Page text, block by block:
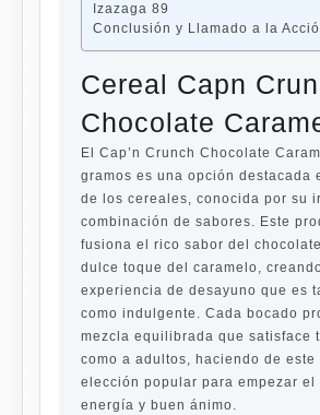
Izazaga 89
Conclusión y Llamado a la
Cereal Capn
Chocolate
El Cap’n Crunch Chocolate
gramos es una opción destacada
de los cereales, conocida por su
combinación de sabores. Este
fusiona el rico sabor del chocolate
dulce toque del caramelo,
experiencia de desayuno que es
como indulgente. Cada bocado
mezcla equilibrada que satisface
como a adultos, haciendo de este
elección popular para empezar el
energía y buen ánimo.